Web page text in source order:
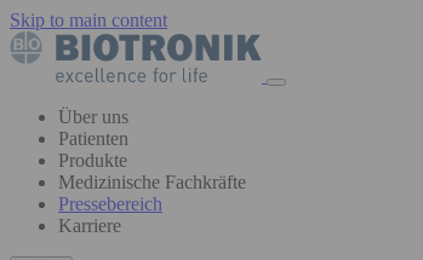
Skip to main content
Über uns
Patienten
Produkte
Medizinische Fachkräfte
Pressebereich
Karriere